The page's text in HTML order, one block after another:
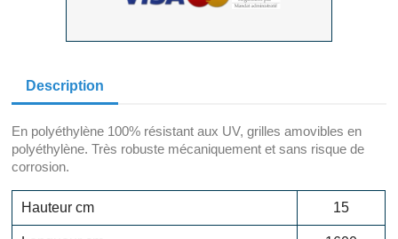
Description
En polyéthylène 100% résistant aux UV, grilles amovibles en
polyéthylène. Très robuste mécaniquement et sans risque de
corrosion.
Hauteur cm 15